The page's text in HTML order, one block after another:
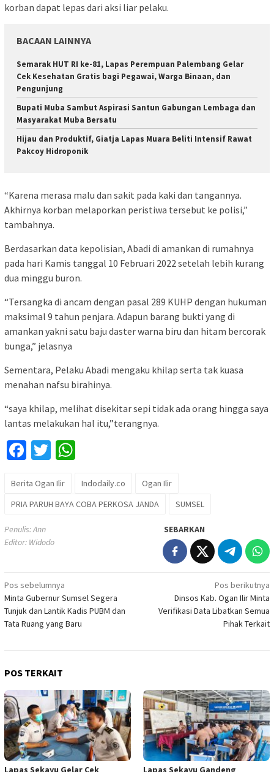
korban dapat lepas dari aksi liar pelaku.
BACAAN LAINNYA
Semarak HUT RI ke-81, Lapas Perempuan Palembang Gelar
Cek Kesehatan Gratis bagi Pegawai, Warga Binaan, dan
Pengunjung
Bupati Muba Sambut Aspirasi Santun Gabungan Lembaga dan
Masyarakat Muba Bersatu
Hijau dan Produktif, Giatja Lapas Muara Beliti Intensif Rawat
Pakcoy Hidroponik
“Karena merasa malu dan sakit pada kaki dan tangannya.
Akhirnya korban melaporkan peristiwa tersebut ke polisi,”
tambahnya.
Berdasarkan data kepolisian, Abadi di amankan di rumahnya
pada hari Kamis tanggal 10 Februari 2022 setelah lebih kurang
dua minggu buron.
“Tersangka di ancam dengan pasal 289 KUHP dengan hukuman
maksimal 9 tahun penjara. Adapun barang bukti yang di
amankan yakni satu baju daster warna biru dan hitam bercorak
bunga,” jelasnya
Sementara, Pelaku Abadi mengaku khilap serta tak kuasa
menahan nafsu birahinya.
“saya khilap, melihat disekitar sepi tidak ada orang hingga saya
lantas melakukan hal itu,”terangnya.
Facebook
Twitter
Berita Ogan Ilir Indodaily.co
Ogan Ilir
PRIA PARUH BAYA COBA PERKOSA JANDA
SUMSEL
Penulis: Ann
Editor: Widodo
SEBARKAN
Navigasi
pos
Pos sebelumnya
Minta Gubernur Sumsel Segera
Tunjuk dan Lantik Kadis PUBM dan
Tata Ruang yang Baru
Pos berikutnya
Dinsos Kab. Ogan Ilir Minta
Verifikasi Data Libatkan Semua
Pihak Terkait
POS TERKAIT
Lapas Sekayu Gelar Cek
Lapas Sekayu Gandeng